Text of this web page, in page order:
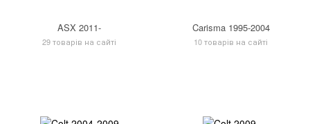
ASX 2011-
29 товарів на сайті
Carisma 1995-2004
10 товарів на сайті